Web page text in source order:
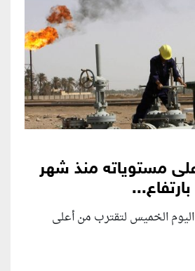
مستوياته منذ شهر
الخميس لتقترب من أعلى